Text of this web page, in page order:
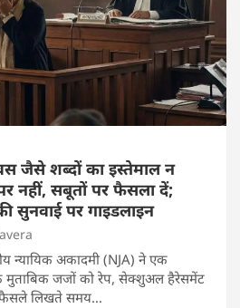
जैसे शब्दों का इस्तेमाल न
नहीं, सबूतों पर फैसला दें;
सुनवाई पर गाइडलाइन
न्यायिक अकादमी (NJA) ने एक
मुताबिक जजों को रेप, सेक्शुअल हैरेसमेंट
फैसले लिखते समय…